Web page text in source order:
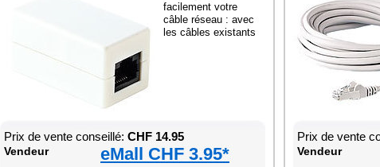
facilement votre
câble réseau : avec
les câbles existants
Prix de vente conseillé: CHF 14.95
Vendeur
eMall CHF 3.95*
Prix de vente
Vendeur